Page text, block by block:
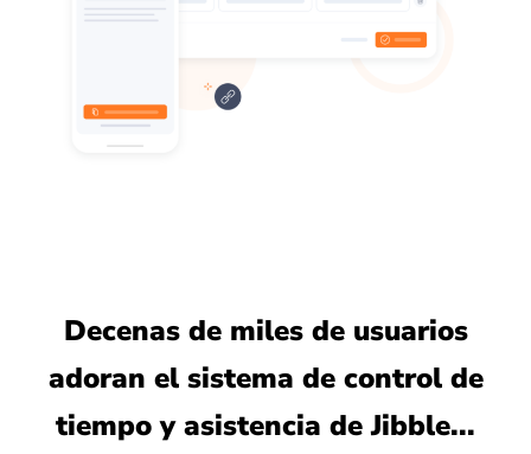
Decenas de miles de usuarios
adoran el sistema de control de
tiempo y asistencia de Jibble...